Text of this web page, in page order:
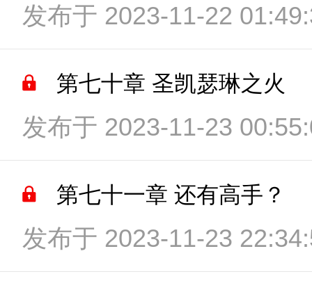
发布于 2023-11-22
第七十章 圣凯瑟琳之火
发布于 2023-11-23
第七十一章 还有高手？
发布于 2023-11-23